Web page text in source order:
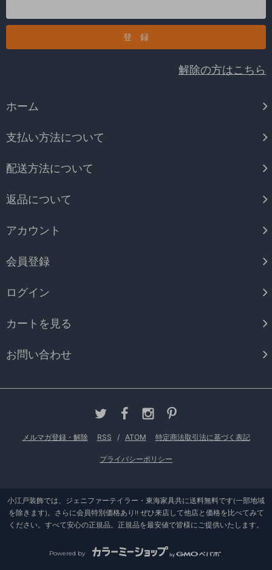
解除の方はこちら
ホーム
支払い方法について
配送方法について
返品について
アカウント
会員登録
ログイン
カートを見る
お問い合わせ
メルマガ登録・解除 RSS / ATOM 特定商法取引法に基づく表記
プライバシーポリシー
小江戸装飾では、ジェニファーテイラー・東海家具共に送料無料です(一部地域
を除きます)。さらに会員特別価格あり!! ぜひ来店して他店と価格を比べてみて
ください。すべて安心の正規品。正規品を最安値で皆様にご提供いたします。
Powered by